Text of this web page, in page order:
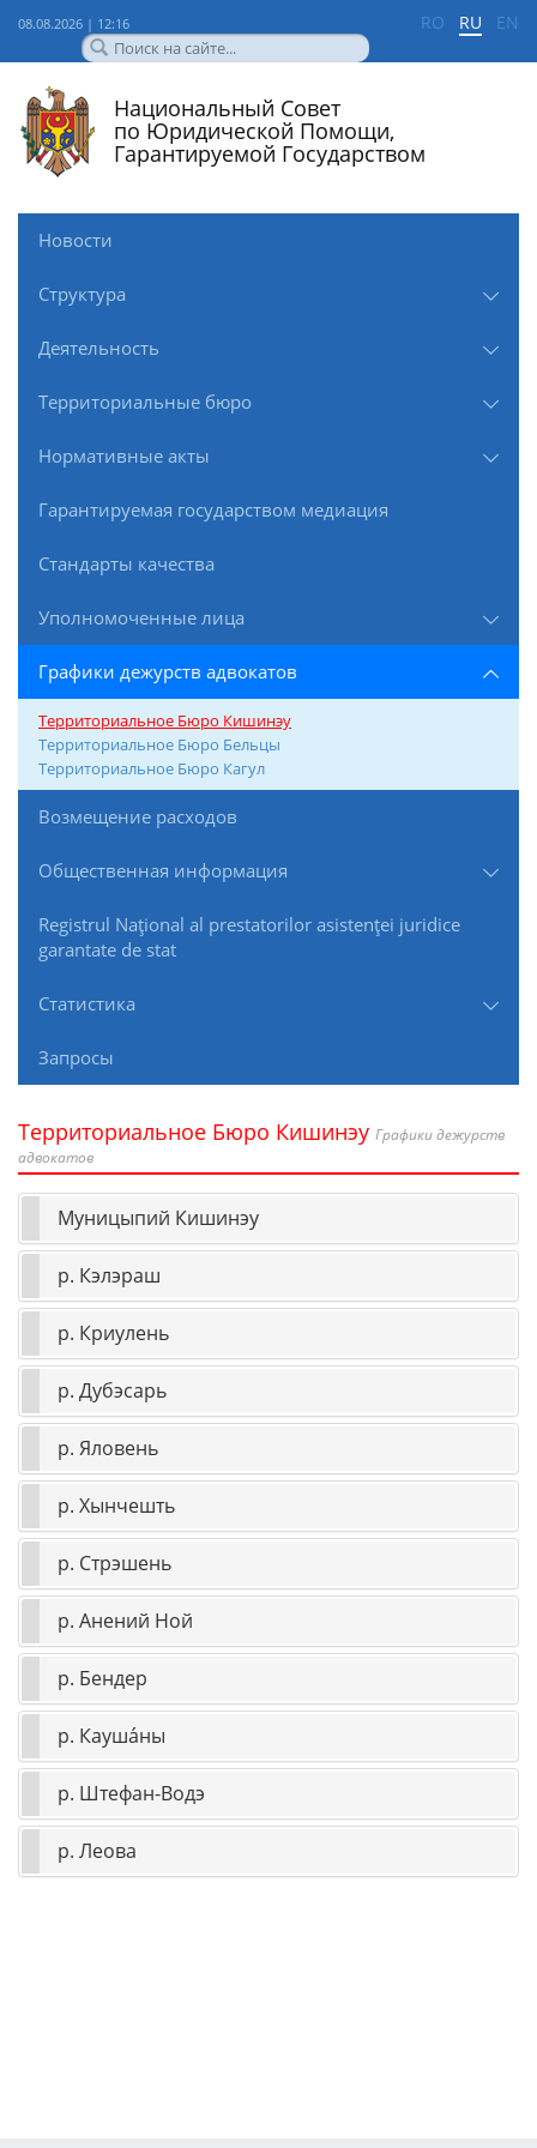
08.08.2026 | 12:16 RO RU EN
Национальный Совет
по Юридической Помощи,
Гарантируемой Государством
Новости
Структура
Деятельность
Территориальные бюро
Нормативные акты
Гарантируемая государством медиация
Стандарты качества
Уполномоченные лица
Графики дежурств адвокатов
Территориальное Бюро Кишинэу
Территориальное Бюро Бельцы
Территориальное Бюро Кагул
Возмещение расходов
Общественная информация
Registrul Naţional al prestatorilor asistenţei juridice
garantate de stat
Статистика
Запросы
Территориальное Бюро Кишинэу Графики дежурств
адвокатов
Муницыпий Кишинэу
р. Кэлэраш
р. Криулень
р. Дубэсарь
р. Яловень
р. Хынчешть
р. Стрэшень
р. Анений Ной
р. Бендер
р. Кауша́ны
р. Штефан-Водэ
р. Леова